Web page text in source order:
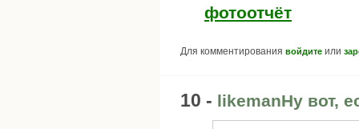
фотоотчёт
Для комментирования войдите или
10 - likemanНу вот,